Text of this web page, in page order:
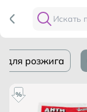
для розжига